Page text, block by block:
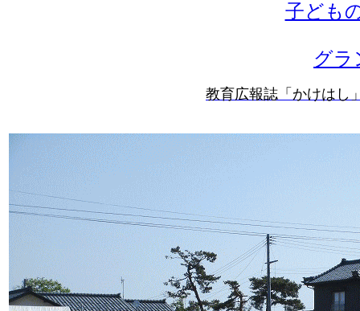
子ども
グラ
教育広報誌「かけはし